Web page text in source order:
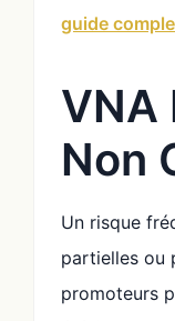
guide
VNA
Non
Un risque
partielles ou
promoteurs